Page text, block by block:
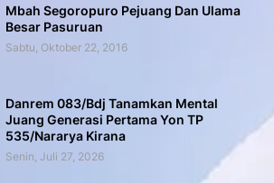
Mbah Segoropuro Pejuang Dan Ulama
Besar Pasuruan
Sabtu, Oktober 22, 2016
Danrem 083/Bdj Tanamkan Mental
Juang Generasi Pertama Yon TP
535/Nararya Kirana
Senin, Juli 27, 2026